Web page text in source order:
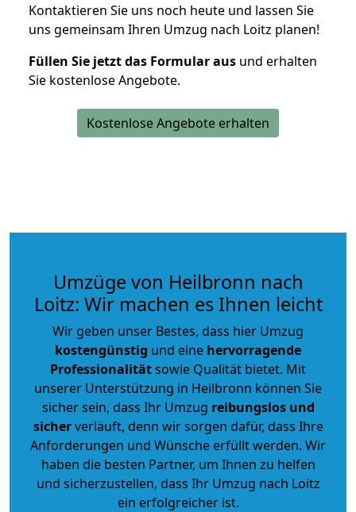
Kontaktieren Sie uns noch heute und lassen Sie
uns gemeinsam Ihren Umzug nach Loitz planen!
Füllen Sie jetzt das Formular aus und erhalten
Sie kostenlose Angebote.
Kostenlose Angebote erhalten
Umzüge von Heilbronn nach
Loitz: Wir machen es Ihnen leicht
Wir geben unser Bestes, dass hier Umzug
kostengünstig und eine hervorragende
Professionalitätsowie Qualität bietet. Mit
unserer Unterstützung in Heilbronn können Sie
sicher sein, dass Ihr Umzug reibungslos und
sicherverläuft, denn wir sorgen dafür, dass Ihre
Anforderungen und Wünsche erfüllt werden. Wir
haben die besten Partner, um Ihnen zu helfen
und sicherzustellen, dass Ihr Umzug nach Loitz
ein erfolgreicher ist.